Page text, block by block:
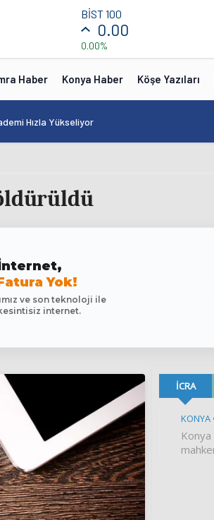
BİST 100
0.00
0.00%
Haber Konya Haber Köşe Yazıları
Hızla Yükseliyor
İnternet,
Yok!
ve son teknoloji ile
internet.